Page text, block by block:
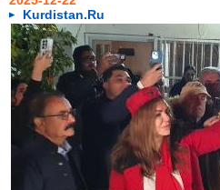
Kurdistan.Ru